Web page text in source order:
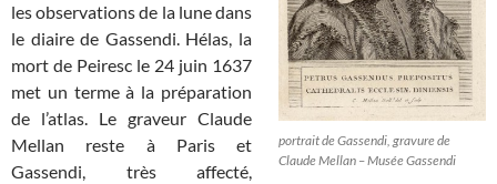
portrait de Gassendi, gravure de
Claude Mellan – Musée Gassendi
les observations de la lune dans
le diaire de Gassendi. Hélas, la
mort de Peiresc le 24 juin 1637
met un terme à la préparation
de l’atlas. Le graveur Claude
Mellan reste à Paris et
Gassendi, très affecté,